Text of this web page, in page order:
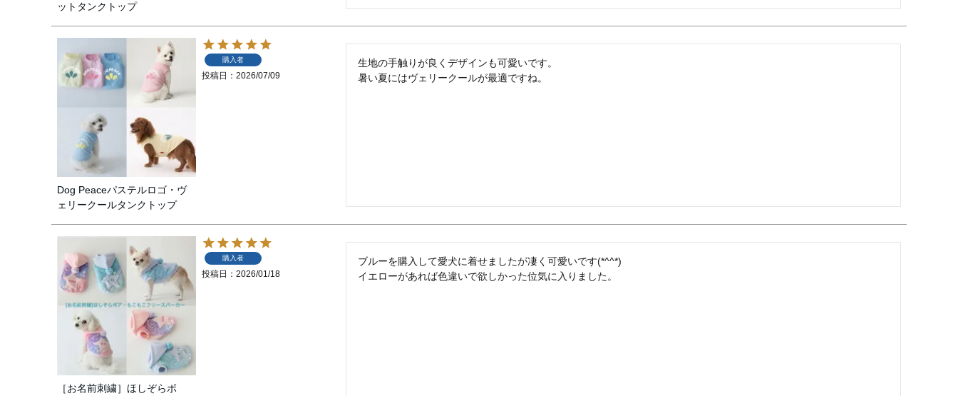
ットタンクトップ
Dog Peaceパステルロゴ・ヴ
ェリークールタンクトップ
購入者
投稿日 2026/07/09
生地の手触りが良くデザインも可愛いです。
暑い夏にはヴェリークールが最適ですね。
［お名前刺繍］ほしぞらボ
購入者
投稿日 2026/01/18
ブルーを購入して愛犬に着せましたが凄く可愛いです(*^^*)
イエローがあれば色違いで欲しかった位気に入りました。